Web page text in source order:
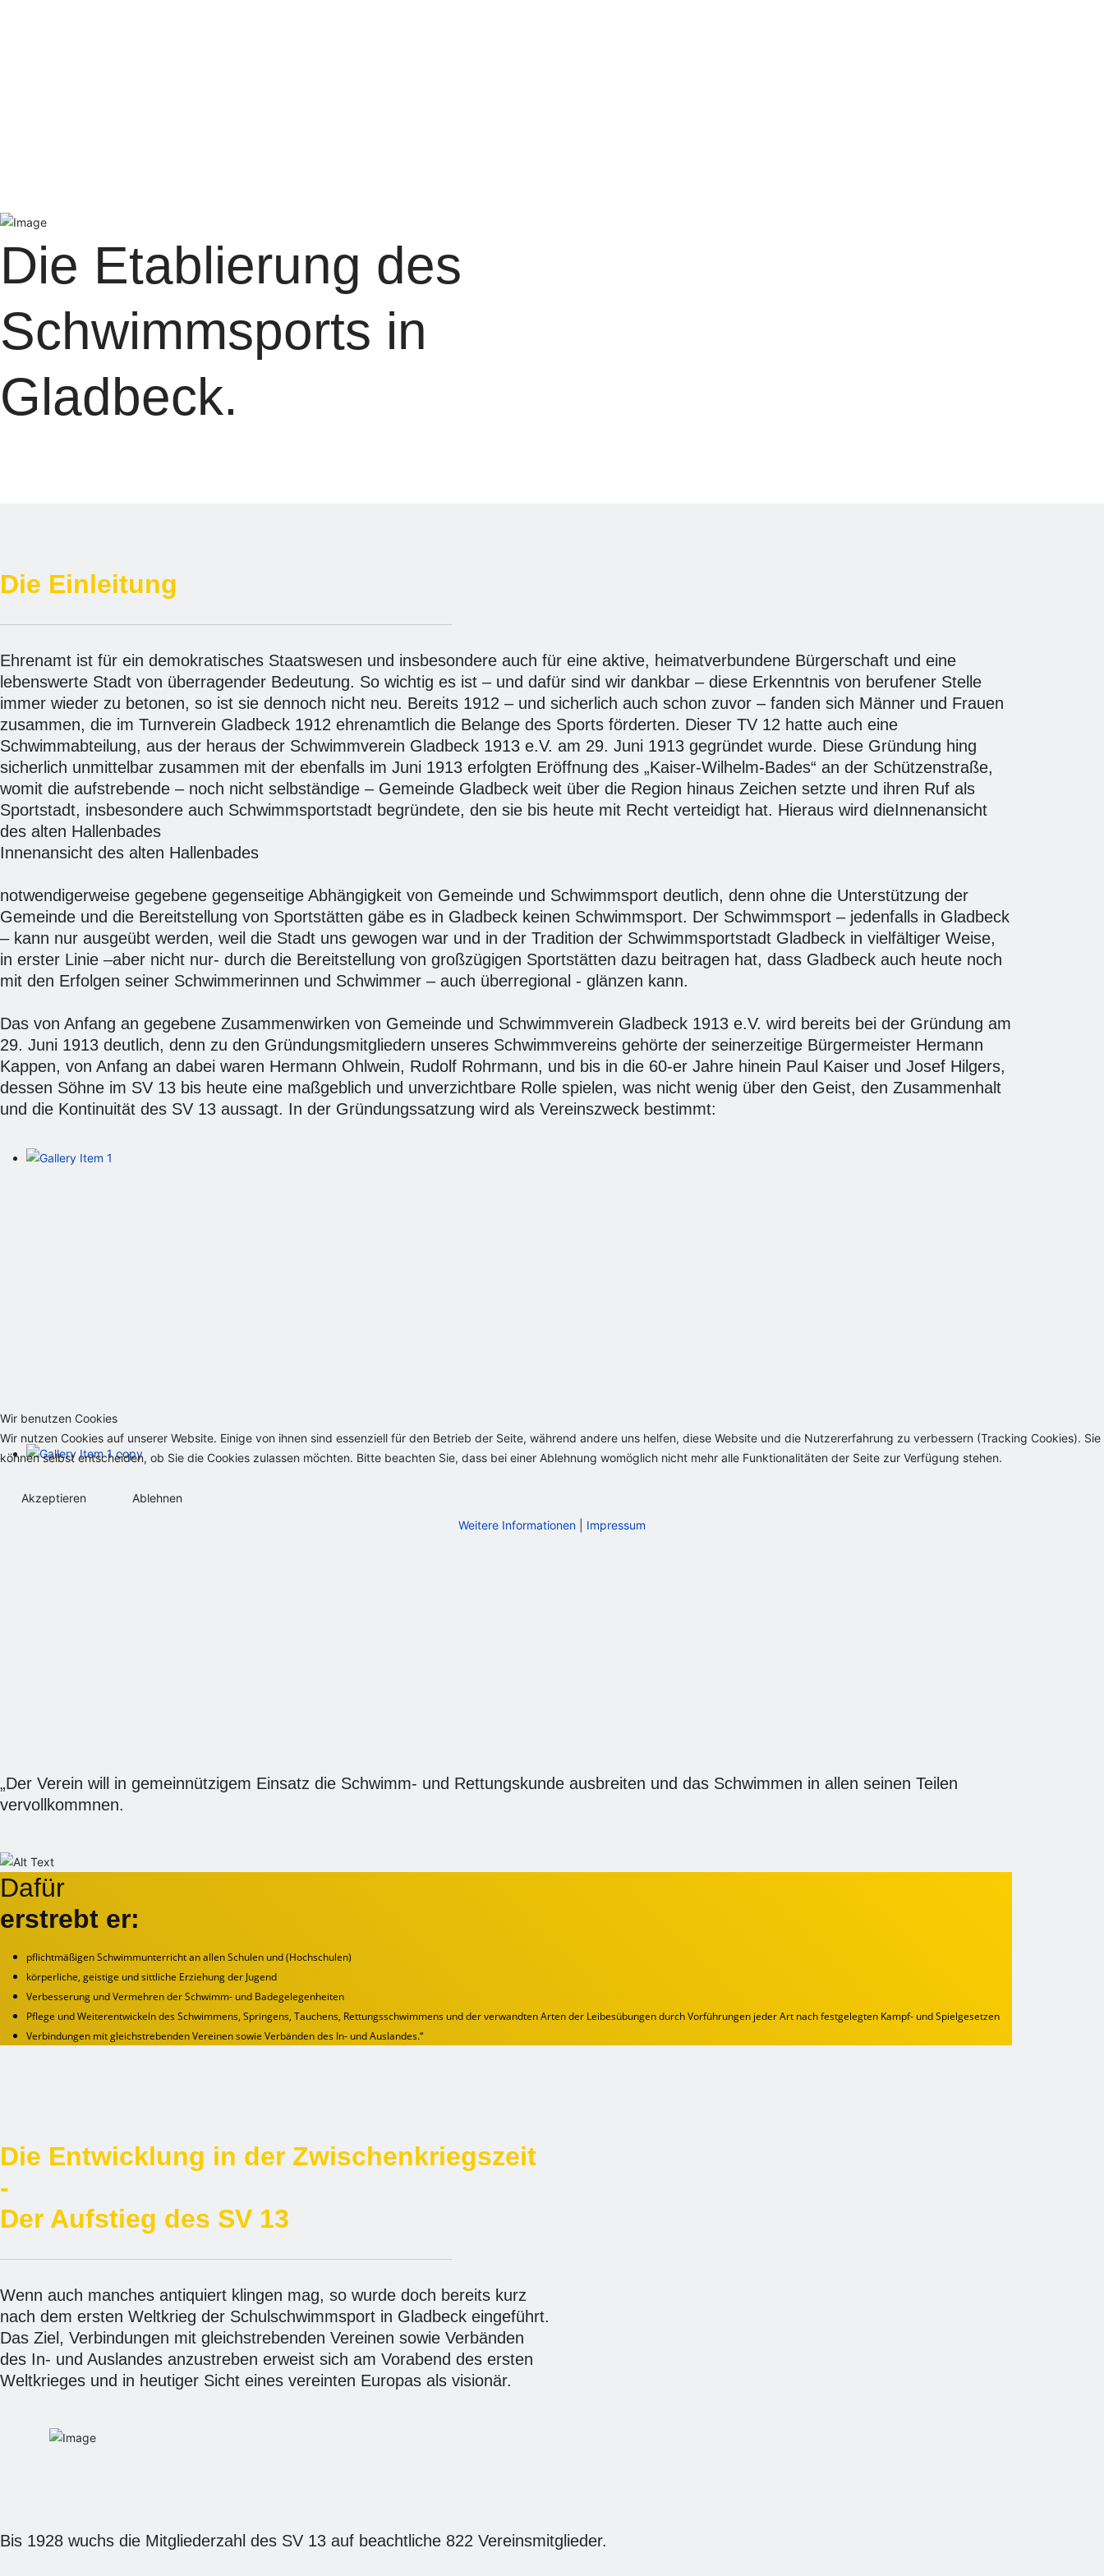
Die Etablierung des
Schwimmsports in
Gladbeck.
Die Einleitung
Ehrenamt ist für ein demokratisches Staatswesen und insbesondere auch für eine aktive, heimatverbundene Bürgerschaft und eine
lebenswerte Stadt von überragender Bedeutung. So wichtig es ist – und dafür sind wir dankbar – diese Erkenntnis von berufener Stelle
immer wieder zu betonen, so ist sie dennoch nicht neu. Bereits 1912 – und sicherlich auch schon zuvor – fanden sich Männer und Frauen
zusammen, die im Turnverein Gladbeck 1912 ehrenamtlich die Belange des Sports förderten. Dieser TV 12 hatte auch eine
Schwimmabteilung, aus der heraus der Schwimmverein Gladbeck 1913 e.V. am 29. Juni 1913 gegründet wurde. Diese Gründung hing
sicherlich unmittelbar zusammen mit der ebenfalls im Juni 1913 erfolgten Eröffnung des „Kaiser-Wilhelm-Bades“ an der Schützenstraße,
womit die aufstrebende – noch nicht selbständige – Gemeinde Gladbeck weit über die Region hinaus Zeichen setzte und ihren Ruf als
Sportstadt, insbesondere auch Schwimmsportstadt begründete, den sie bis heute mit Recht verteidigt hat. Hieraus wird dieInnenansicht
des alten Hallenbades
Innenansicht des alten Hallenbades
notwendigerweise gegebene gegenseitige Abhängigkeit von Gemeinde und Schwimmsport deutlich, denn ohne die Unterstützung der
Gemeinde und die Bereitstellung von Sportstätten gäbe es in Gladbeck keinen Schwimmsport. Der Schwimmsport – jedenfalls in Gladbeck
– kann nur ausgeübt werden, weil die Stadt uns gewogen war und in der Tradition der Schwimmsportstadt Gladbeck in vielfältiger Weise,
in erster Linie –aber nicht nur- durch die Bereitstellung von großzügigen Sportstätten dazu beitragen hat, dass Gladbeck auch heute noch
mit den Erfolgen seiner Schwimmerinnen und Schwimmer – auch überregional - glänzen kann.
Das von Anfang an gegebene Zusammenwirken von Gemeinde und Schwimmverein Gladbeck 1913 e.V. wird bereits bei der Gründung am
29. Juni 1913 deutlich, denn zu den Gründungsmitgliedern unseres Schwimmvereins gehörte der seinerzeitige Bürgermeister Hermann
Kappen, von Anfang an dabei waren Hermann Ohlwein, Rudolf Rohrmann, und bis in die 60-er Jahre hinein Paul Kaiser und Josef Hilgers,
dessen Söhne im SV 13 bis heute eine maßgeblich und unverzichtbare Rolle spielen, was nicht wenig über den Geist, den Zusammenhalt
und die Kontinuität des SV 13 aussagt. In der Gründungssatzung wird als Vereinszweck bestimmt:
„Der Verein will in gemeinnützigem Einsatz die Schwimm- und Rettungskunde ausbreiten und das Schwimmen in allen seinen Teilen
vervollkommnen.
Dafür
erstrebt er:
pflichtmäßigen Schwimmunterricht an allen Schulen und (Hochschulen)
körperliche, geistige und sittliche Erziehung der Jugend
Verbesserung und Vermehren der Schwimm- und Badegelegenheiten
Pflege und Weiterentwickeln des Schwimmens, Springens, Tauchens, Rettungsschwimmens und der verwandten Arten der Leibesübungen durch Vorführungen jeder Art nach festgelegten Kampf- und Spielgesetzen
Verbindungen mit gleichstrebenden Vereinen sowie Verbänden des In- und Auslandes.“
Die Entwicklung in der Zwischenkriegszeit
-
Der Aufstieg des SV 13
Wenn auch manches antiquiert klingen mag, so wurde doch bereits kurz
nach dem ersten Weltkrieg der Schulschwimmsport in Gladbeck eingeführt.
Das Ziel, Verbindungen mit gleichstrebenden Vereinen sowie Verbänden
des In- und Auslandes anzustreben erweist sich am Vorabend des ersten
Weltkrieges und in heutiger Sicht eines vereinten Europas als visionär.
Bis 1928 wuchs die Mitgliederzahl des SV 13 auf beachtliche 822 Vereinsmitglieder.
Wir benutzen Cookies
Wir nutzen Cookies auf unserer Website. Einige von ihnen sind essenziell für den Betrieb der Seite, während andere uns helfen, diese Website und die Nutzererfahrung zu verbessern (Tracking Cookies). Sie
können selbst entscheiden, ob Sie die Cookies zulassen möchten. Bitte beachten Sie, dass bei einer Ablehnung womöglich nicht mehr alle Funktionalitäten der Seite zur Verfügung stehen.
Akzeptieren
Ablehnen
Weitere Informationen
Impressum